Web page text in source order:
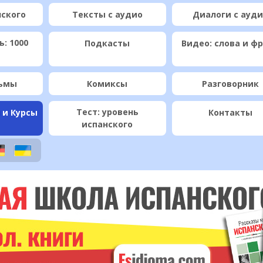
Тексты с аудио Диалоги с
1000
Подкасты Видео: слова и
Комиксы Разговорник
и Курсы
Тест: уровень
испанского
Контакты